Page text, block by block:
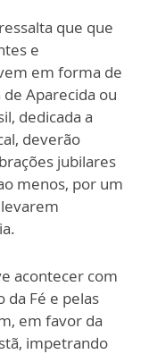
que que
e
em forma de
Aparecida ou
dedicada a
deverão
jubilares
menos, por um
acontecer com
da Fé e pelas
em favor da
impetrando